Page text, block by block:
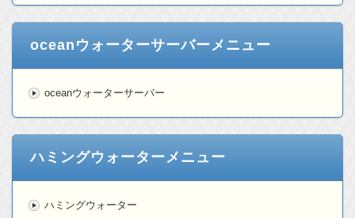
oceanウォーターサーバーメニュー
oceanウォーターサーバー
ハミングウォーターメニュー
ハミングウォーター